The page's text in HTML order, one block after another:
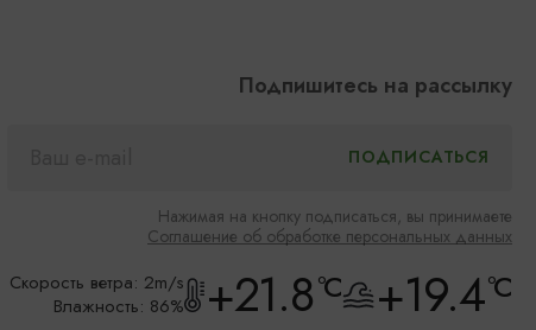
Подпишитесь на рассылку
Нажимая на кнопку подписаться, вы принимаете
Соглашение об обработке персональных данных
Скорость ветра: 2m/s
Влажность: 86%
+21.8°C +19.4°C